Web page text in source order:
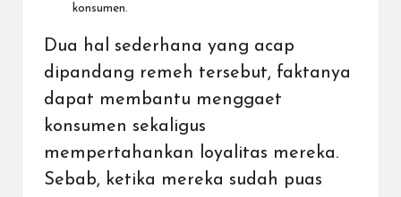
konsumen.
Dua hal sederhana yang acap
dipandang remeh tersebut, faktanya
dapat membantu menggaet
konsumen sekaligus
mempertahankan loyalitas mereka.
Sebab, ketika mereka sudah puas